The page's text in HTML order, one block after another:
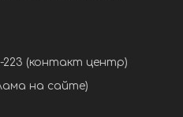
223 (контакт центр)
на сайте)